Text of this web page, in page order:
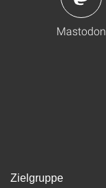
Mastodon
Zielgruppe